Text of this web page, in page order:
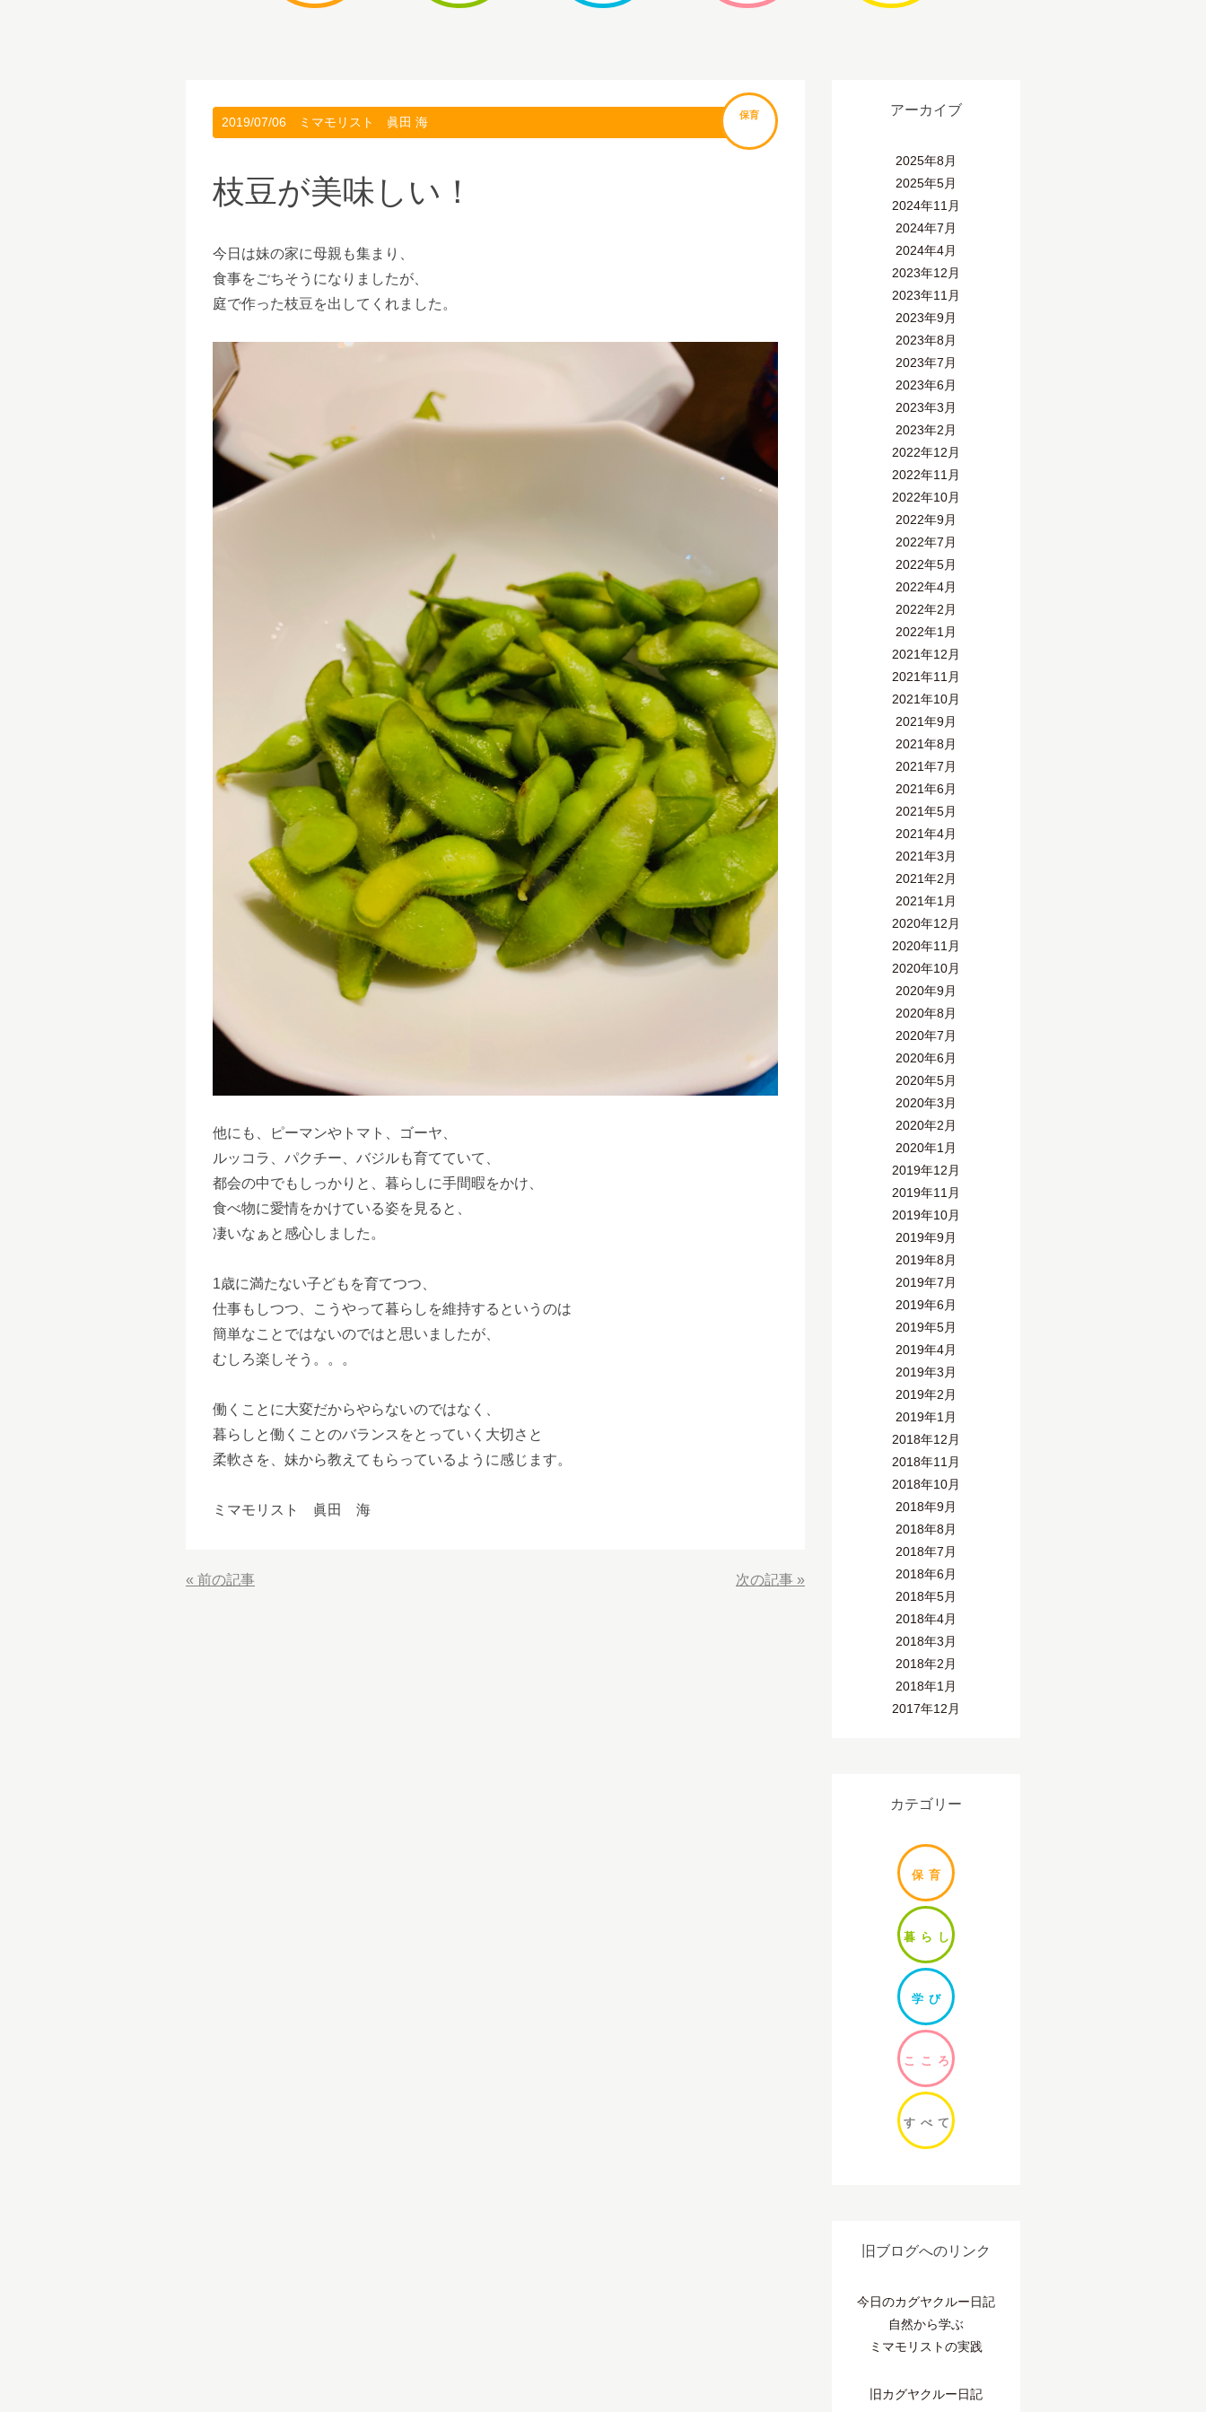
2019/07/06 ミマモリスト 眞田 海 保育
枝豆が美味しい！
今日は妹の家に母親も集まり、
食事をごちそうになりましたが、
庭で作った枝豆を出してくれました。
他にも、ピーマンやトマト、ゴーヤ、
ルッコラ、パクチー、バジルも育てていて、
都会の中でもしっかりと、暮らしに手間暇をかけ、
食べ物に愛情をかけている姿を見ると、
凄いなぁと感心しました。
1歳に満たない子どもを育てつつ、
仕事もしつつ、こうやって暮らしを維持するというのは
簡単なことではないのではと思いましたが、
むしろ楽しそう。。。
働くことに大変だからやらないのではなく、
暮らしと働くことのバランスをとっていく大切さと
柔軟さを、妹から教えてもらっているように感じます。
ミマモリスト 眞田 海
« 前の記事 次の記事 »
アーカイブ
2025年8月
2025年5月
2024年11月
2024年7月
2024年4月
2023年12月
2023年11月
2023年9月
2023年8月
2023年7月
2023年6月
2023年3月
2023年2月
2022年12月
2022年11月
2022年10月
2022年9月
2022年7月
2022年5月
2022年4月
2022年2月
2022年1月
2021年12月
2021年11月
2021年10月
2021年9月
2021年8月
2021年7月
2021年6月
2021年5月
2021年4月
2021年3月
2021年2月
2021年1月
2020年12月
2020年11月
2020年10月
2020年9月
2020年8月
2020年7月
2020年6月
2020年5月
2020年3月
2020年2月
2020年1月
2019年12月
2019年11月
2019年10月
2019年9月
2019年8月
2019年7月
2019年6月
2019年5月
2019年4月
2019年3月
2019年2月
2019年1月
2018年12月
2018年11月
2018年10月
2018年9月
2018年8月
2018年7月
2018年6月
2018年5月
2018年4月
2018年3月
2018年2月
2018年1月
2017年12月
カテゴリー
保 育
暮ら し
学 び
ここ ろ
すべ て
旧ブログへのリンク
今日のカグヤクルー日記
自然から学ぶ
ミマモリストの実践
旧カグヤクルー日記